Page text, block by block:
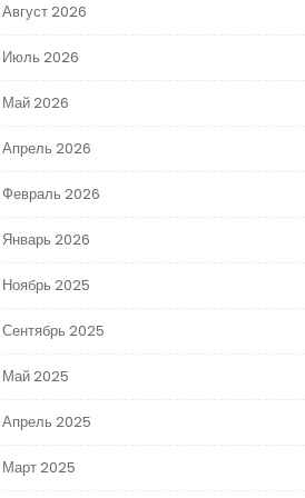
Август 2026
Июль 2026
Май 2026
Апрель 2026
Февраль 2026
Январь 2026
Ноябрь 2025
Сентябрь 2025
Май 2025
Апрель 2025
Март 2025